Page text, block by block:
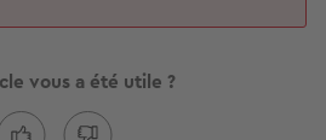
vous a été utile ?